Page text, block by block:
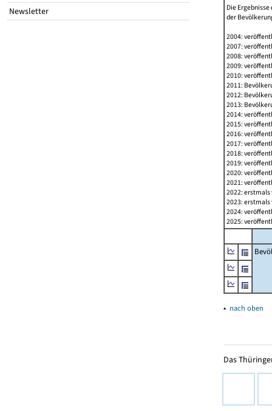
Newsletter
Die
der
2004:
2007:
2008:
2009:
2010:
2011:
2012:
2013:
2014:
2015:
2016:
2017:
2018:
2019:
2020:
2021:
2022:
2023:
2024:
2025:
▴ nach oben
Das